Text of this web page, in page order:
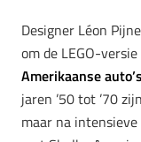
Designer Léon
om de LEGO-
Amerikaanse
jaren ’50 tot ’70
maar na